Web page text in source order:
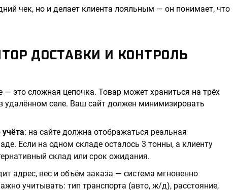
чек, но и делает клиента лояльным — он понимает, что
ДОСТАВКИ И КОНТРОЛЬ
это сложная цепочка. Товар может храниться на трёх
удалённом селе. Ваш сайт должен минимизировать
: на сайте должна отображаться реальная
Если на одном складе осталось 3 тонны, а клиенту
склад или срок ожидания.
адрес, вес и объём заказа — система мгновенно
учитывать: тип транспорта (авто, ж/д), расстояние,